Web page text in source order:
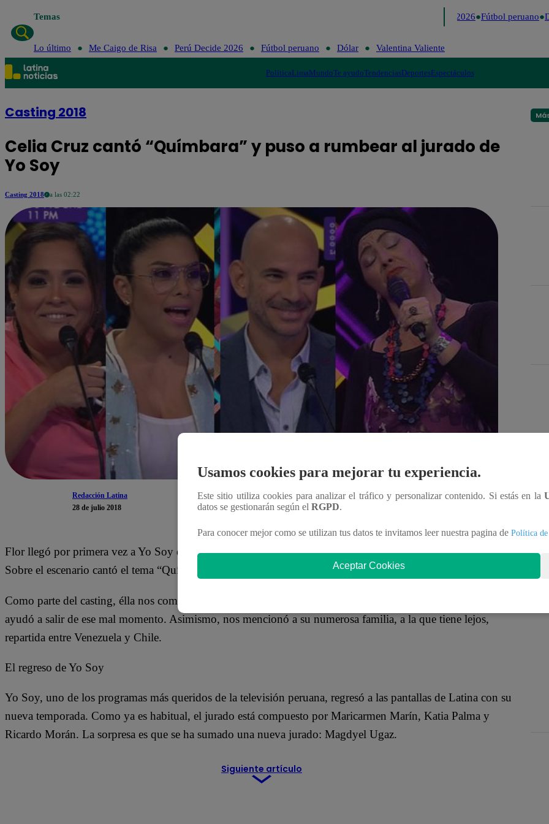
Temas Perú Decide 2026 Fútbol peruano
Lo último Me Caigo de Risa Perú Decide 2026 Fútbol peruano Dólar Valentina Valiente
PolíticaLimaMundoTe ayudoTendenciasDeportesEspectáculos
Casting 2018
Celia Cruz cantó “Químbara” y puso a rumbear al jurado de
Yo Soy
Casting 2018 a las 02:22
Redacción Latina
28 de julio 2018
Compartir
Flor llegó por primera vez a Yo Soy desde su natal Venezuela para imitar a la cantante cubana Celia Cruz.
Sobre el escenario cantó el tema “Químbara”.
Como parte del casting, élla nos comentó de la grave enfermedad que tuvo que superar y que la música le
ayudó a salir de ese mal momento. Asimismo, nos mencionó a su numerosa familia, a la que tiene lejos,
repartida entre Venezuela y Chile.
El regreso de Yo Soy
Yo Soy, uno de los programas más queridos de la televisión peruana, regresó a las pantallas de Latina con su
nueva temporada. Como ya es habitual, el jurado está compuesto por Maricarmen Marín, Katia Palma y
Ricardo Morán. La sorpresa es que se ha sumado una nueva jurado: Magdyel Ugaz.
Siguiente artículo
Usamos cookies para mejorar tu experiencia.
Este sitio utiliza cookies para analizar el tráfico y personalizar contenido. Si estás en la
datos se gestionarán según el RGPD.
Para conocer mejor como se utilizan tus datos te invitamos leer nuestra pagina de Política
Aceptar Cookies